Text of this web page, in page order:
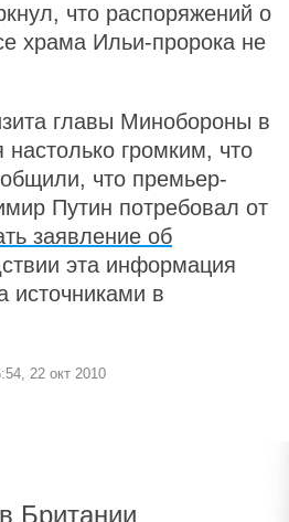
что распоряжений о
храма Ильи-пророка не
главы Минобороны в
громким, что
что премьер-
Путин потребовал от
заявление об
эта информация
источниками в
22 окт 2010
Британии